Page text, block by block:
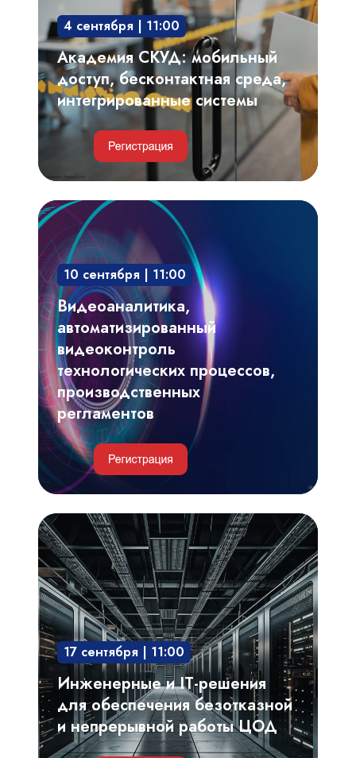
интегрированные
системы
4 сентября | 11:00
Академия СКУД: мобильный
доступ, бесконтактная среда,
интегрированные системы
Видеоаналитика,
автоматизированный
видеоконтроль
технологических
процессов,
производственных
регламентов
10 сентября | 11:00
Видеоаналитика,
автоматизированный
видеоконтроль
технологических процессов,
производственных
регламентов
Инженерные
и
IT-
решения
для
обеспечения
безотказной
и
непрерывной
работы
ЦОД
17 сентября | 11:00
Инженерные и IT-решения
для обеспечения безотказной
и непрерывной работы ЦОД